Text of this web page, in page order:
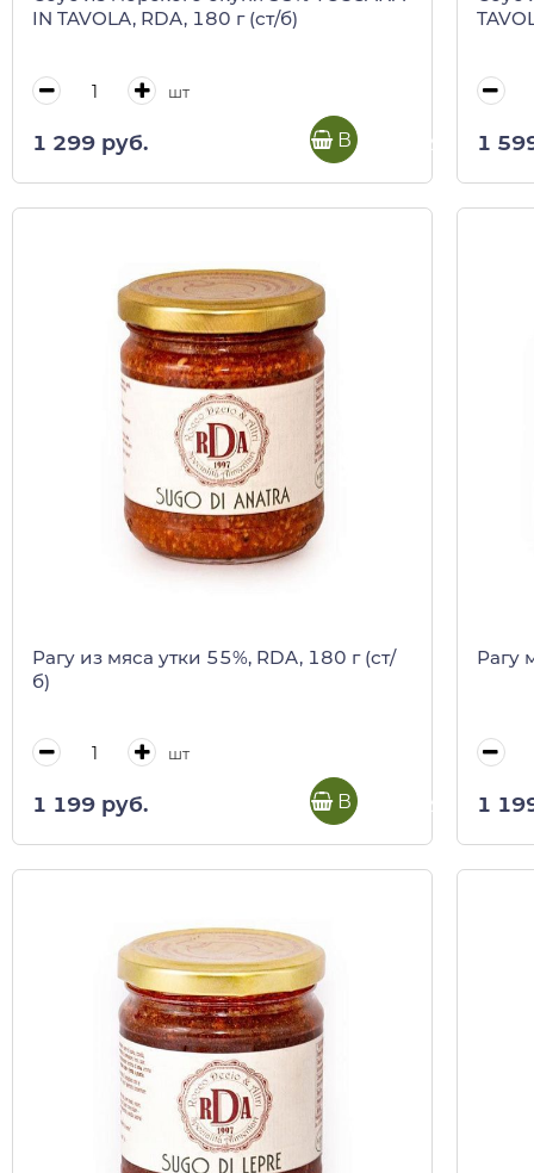
IN TAVOLA, RDA, 180 г (ст/б)
шт
1 299 руб. В корзину 1
Рагу из мяса утки 55%, RDA, 180 г (ст/
б)
шт
1 199 руб. В корзину
Рагу
1